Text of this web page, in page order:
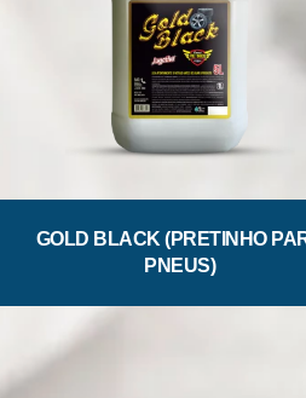
GOLD BLACK (PRETINHO
PNEUS)